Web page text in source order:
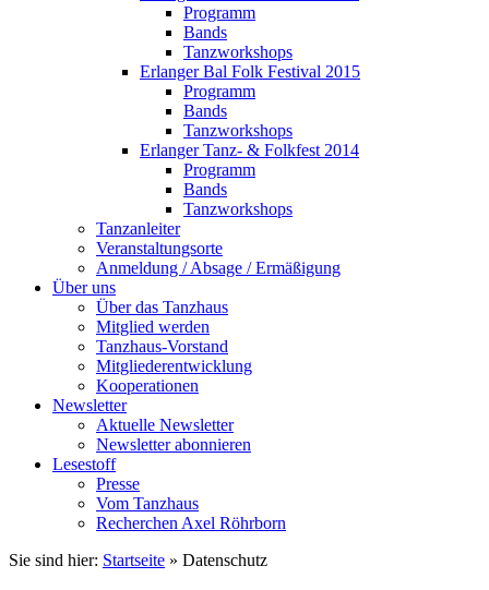
Programm
Bands
Tanzworkshops
Erlanger Bal Folk Festival 2015
Programm
Bands
Tanzworkshops
Erlanger Tanz- & Folkfest 2014
Programm
Bands
Tanzworkshops
Tanzanleiter
Veranstaltungsorte
Anmeldung / Absage / Ermäßigung
Über uns
Über das Tanzhaus
Mitglied werden
Tanzhaus-Vorstand
Mitgliederentwicklung
Kooperationen
Newsletter
Aktuelle Newsletter
Newsletter abonnieren
Lesestoff
Presse
Vom Tanzhaus
Recherchen Axel Röhrborn
Sie sind hier: Startseite » Datenschutz